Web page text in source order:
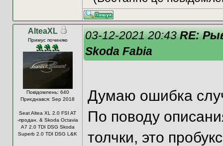
AlteaXL
Примус починяю
Повідомлень: 640
Приєднався: Sep 2018
Seat Altea XL 2.0 FSI AT
-продан. & Skoda Octavia
A7 2.0 TDI DSG Skoda
Superb 2.0 TDI DSG L&K
03-12-2021 20:43RE:
Skoda Fabia
Думаю ошибка
По поводу
толчки, это